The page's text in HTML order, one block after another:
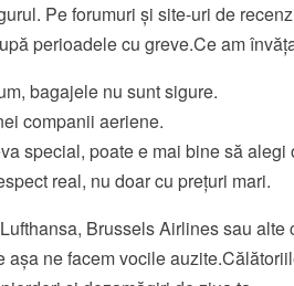
Pe forumuri și site-uri de
perioadele cu greve.Ce am
bagajele nu sunt sigure.
companii aeriene.
special, poate e mai bine să alegi
real, nu doar cu prețuri mari.
Brussels Airlines sau alte
așa ne facem vocile